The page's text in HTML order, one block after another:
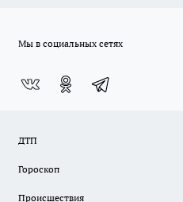
Мы в социальных сетях
ДТП
Гороскоп
Происшествия